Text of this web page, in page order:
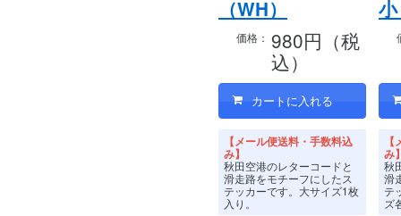
（WH）
価格： 980円（税
込）
【メール便送料・手数料込
み】
秋田空港のレターコードと
滑走路をモチーフにしたス
テッカーです。 大サイズ1枚
入り。
み
秋
滑
テ
ズ